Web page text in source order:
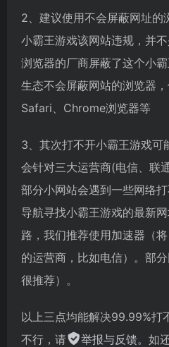
2、建议使用不会屏蔽网址的
小霸王游戏该网站违规，并
浏览器的厂商屏蔽了这个小
生态不会屏蔽网站的浏览器
Safari、Chrome浏览器等
3、其次打不开小霸王游戏可
会针对三大运营商(电信、联
部分小网站会遇到一些网络
导航寻找小霸王游戏的最新
路，我们推荐使用加速器（
的运营商，比如电信）。部
很推荐）。
以上三点均能解决99.99%打
不行，请
举报与反馈。如